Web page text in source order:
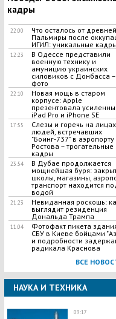
кадры
22:00
Что осталось от древней
Пальмиры после
ИГИЛ: уникальные кадры
12:23
В Одессе представили
военную технику и
амуницию украинских
силовиков с Донбасса –
фото
22:10
Новая мощь в старом
корпусе: Apple
презентовала
iPad Pro и iPhone SE
17:55
Слезы и горечь на лицах
людей, встречавших
"Боинг-737" в аэропорту
Ростова – трогательные
кадры
23:54
В Дубае продолжается
мощнейшая буря:
школы, магазины,
транспорт находится
водой
21:23
Невиданная роскошь:
выглядит резиденция
Дональда Трампа
11:04
Фотофакт пикета
СБУ в Киеве бойцами
и подробности
радикала Краснова
ВСЕ
НАУКА И ТЕХНИКА
09:17